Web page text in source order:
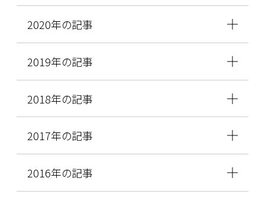
2020年の記事
2019年の記事
2018年の記事
2017年の記事
2016年の記事